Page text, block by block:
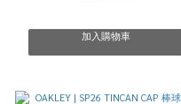
加入購物車